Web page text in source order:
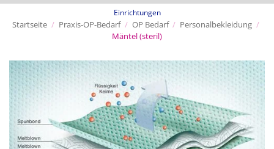
Einrichtungen
Startseite / Praxis-OP-Bedarf / OP Bedarf / Personalbekleidung /
Mäntel (steril)